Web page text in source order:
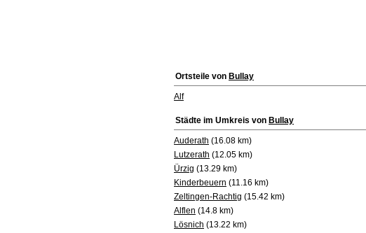
Ortsteile von Bullay
Alf
Städte im Umkreis von Bullay
Auderath (16.08 km)
Lutzerath (12.05 km)
Ürzig (13.29 km)
Kinderbeuern (11.16 km)
Zeltingen-Rachtig (15.42 km)
Alflen (14.8 km)
Lösnich (13.22 km)